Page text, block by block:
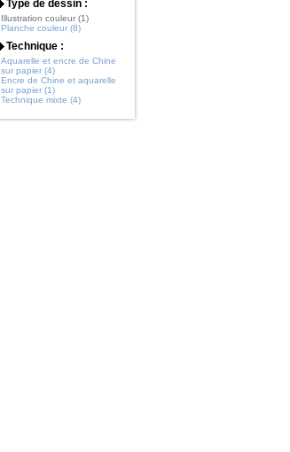
Type de dessin :
Illustration couleur (1)
Planche couleur (8)
Technique :
Aquarelle et encre de Chine
sur papier (4)
Encre de Chine et aquarelle
sur papier (1)
Technique mixte (4)